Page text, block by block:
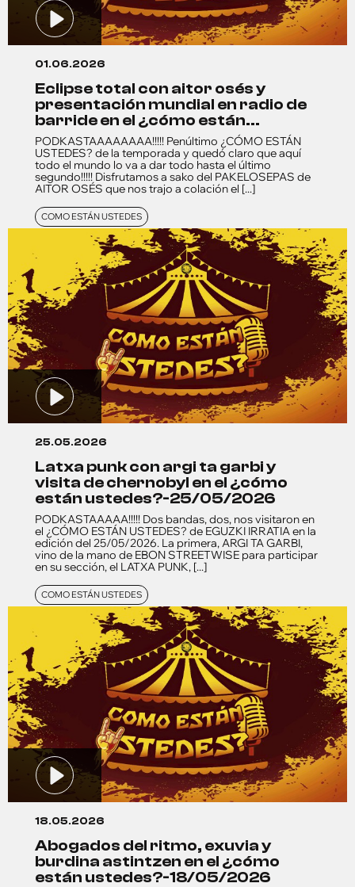
01.06.2026
eclipse total con aitor osés y
presentación mundial en radio de
barride en el ¿cómo están...
PODKASTAAAAAAAA!!!!! Penúltimo ¿CÓMO ESTÁN
USTEDES? de la temporada y quedó claro que aquí
todo el mundo lo va a dar todo hasta el último
segundo!!!!! Disfrutamos a sako del PAKELOSEPAS de
AITOR OSÉS que nos trajo a colación el [...]
COMO ESTÁN USTEDES
25.05.2026
latxa punk con argi ta garbi y
visita de chernobyl en el ¿cómo
están ustedes?-25/05/2026
PODKASTAAAAA!!!!! Dos bandas, dos, nos visitaron en
el ¿CÓMO ESTÁN USTEDES? de EGUZKI IRRATIA en la
edición del 25/05/2026. La primera, ARGI TA GARBI,
vino de la mano de EBON STREETWISE para participar
en su sección, el LATXA PUNK, [...]
COMO ESTÁN USTEDES
18.05.2026
abogados del ritmo, exuvia y
burdina astintzen en el ¿cómo
están ustedes?-18/05/2026